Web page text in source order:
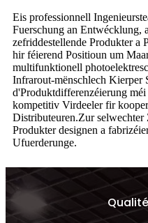
Eis professionnell
Fuerschung an Entwécklung,
zefriddestellende Produkter a
hir féierend Positioun um
multifunktionell
Infrarout-mënschlech Kierper
d'Produktdifferenzéierung
kompetitiv Virdeeler fir
Distributeuren.Zur
Produkter designen a
Ufuerderunge.